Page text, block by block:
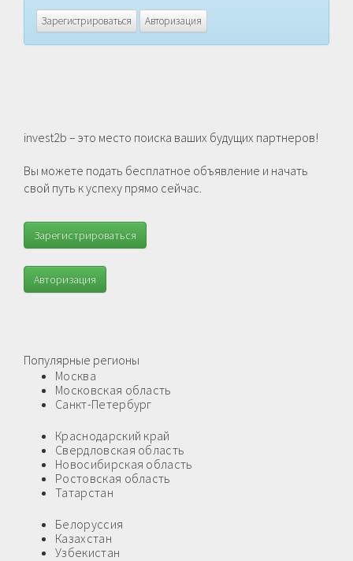
Зарегистрироваться Авторизация
invest2b – это место поиска ваших будущих партнеров!
Вы можете подать бесплатное объявление и начать
свой путь к успеху прямо сейчас.
Зарегистрироваться
Авторизация
Популярные регионы
Москва
Московская область
Санкт-Петербург
Краснодарский край
Свердловская область
Новосибирская область
Ростовская область
Татарстан
Белоруссия
Казахстан
Узбекистан